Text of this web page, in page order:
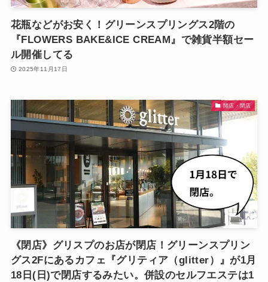
花瓶などがお安く！グリーンスプリングス2階の
『FLOWERS BAKE&ICE CREAM』で雑貨半額セー
ル開催してる
2025年11月17日
開店・閉店
《閉店》グリスプのお店が閉店！グリーンスプリン
グス2Fにあるカフェ『グリティア（glitter）』が1月
18日(日)で閉店するみたい。併設のセルフエステは1